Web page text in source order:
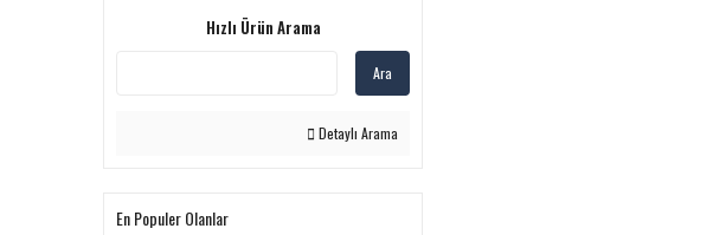
Hızlı Ürün Arama
Ara
Detaylı Arama
En Populer Olanlar